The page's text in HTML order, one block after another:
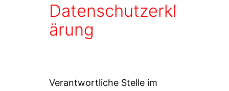
Datenschutzerkl
ärung
Verantwortliche Stelle im